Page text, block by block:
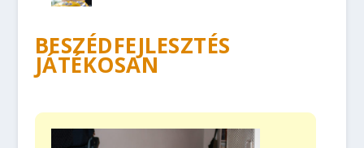
BESZÉDFEJLESZTÉS
JÁTÉKOSAN